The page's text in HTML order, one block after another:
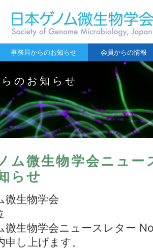
事務局からのお知らせ 会員からの情報
のお知らせ
ム微生物学会ニュ
らせ
微生物学会
微生物学会ニュースレター
し上げます。